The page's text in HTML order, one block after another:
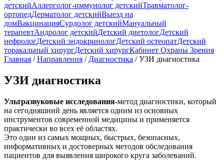
детскийАллерголог-иммунолог детскийТравматолог-
ортопедДерматолог детскийВыезд на
домВакцинацияСурдолог детскийМануальный
терапевтАндролог детскийДетский диетологДетский
нефрологДетский эндокринологДетский остеопатДетский
торакальный хирургДетский хирургКабинет Охраны Зрения
Главная /Направления / Диагностика /УЗИ диагностика
УЗИ диагностика
Ультразвуковые исследования-метод диагностики, который
на сегодняшний день является одним из основных
инструментов современной медицины и применяется
практически во всех её областях.
Это один из самых мощных, быстрых, безопасных,
информативных и достоверных методов обследования
пациентов для выявления широкого круга заболеваний.